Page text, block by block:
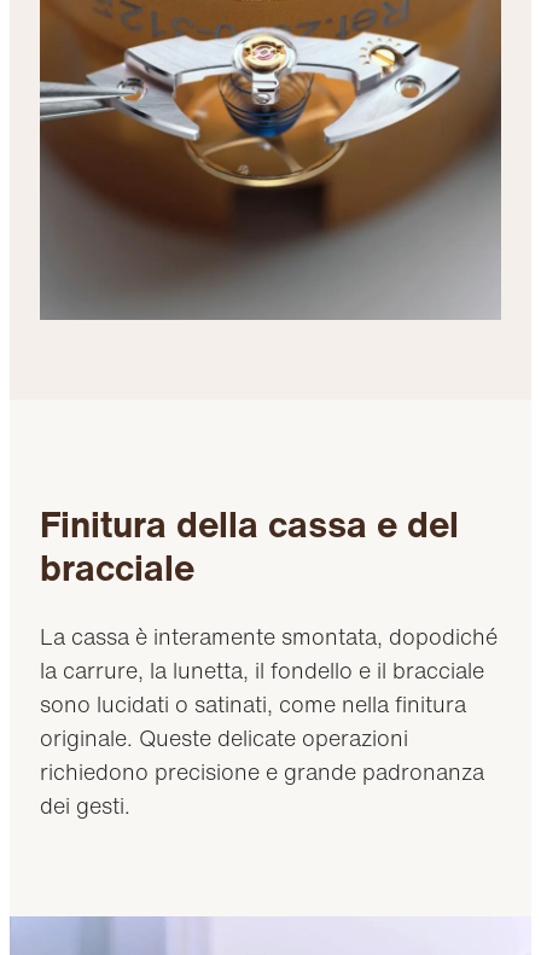
Finitura della cassa e del
bracciale
La cassa è interamente smontata, dopodiché
la carrure, la lunetta, il fondello e il bracciale
sono lucidati o satinati, come nella finitura
originale. Queste delicate operazioni
richiedono precisione e grande padronanza
dei gesti.